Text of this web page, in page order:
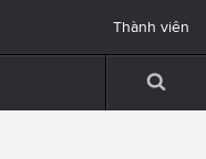
Thành viên